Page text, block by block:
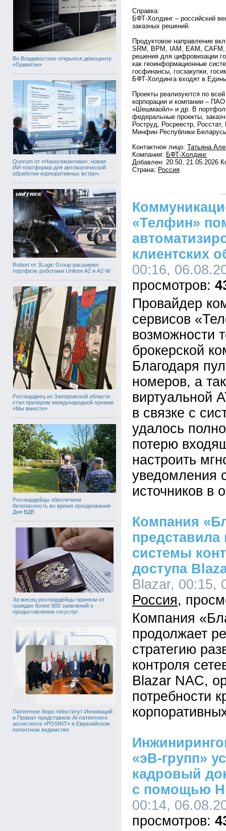
Во Владивостоке открылся демоцентр
«Гравитон»
Quorum от «Наносемантики»: новая
ИИ-платформа для автоматической
обработки корпоративных встреч
Robort от 3Logic Group расширил
портфель роботами Unitree A2 и A2-W
Росгвардеец из Запорожской области
стал призером международной премии
«Мы вместе»
Росгвардейцы обеспечили
безопасность во время празднования
Дня ВДВ
За месяц росгвардейцы приняли от
граждан более 800 заявлений о
предоставлении госуслуг
Патентное бюро «Институт Инноваций
и Права» представило AI-патентного
ассистента «POSINT» в Евразийском
патентном ведомстве
Справка:
БФТ-Холдинг – российский
заказных решений.
Продуктовое направление
SRM, BPM, IAM, EAM,
решения для цифровизации
как геоинформационные
госфинансы, госзакупки,
БФТ-Холдинга входят в
Проекты реализуются по
корпорации и компании –
«Шешмаойл» и др. В
федеральные проекты,
Роструд, Росреестр,
Минфин Республики
Контактное лицо: Татьяна
Компания: БФТ-Холдинг
Добавлен: 20:50, 21.05.2026
Страна: Россия
«Телфин»
клиентских
00:16,
Провайдер
сервисов
возможности
брокерской
Благодаря
номеров, а
виртуальной
в связке с
удалось
потерю
настроить
уведомления
источников в
Компания
системы
доступа
Blazar, 00:15,
Россия
Компания
продолжает
стратегию
контроля
Blazar NAC,
потребности
«эВ-групп»
кадровый
с помощью
00:14,